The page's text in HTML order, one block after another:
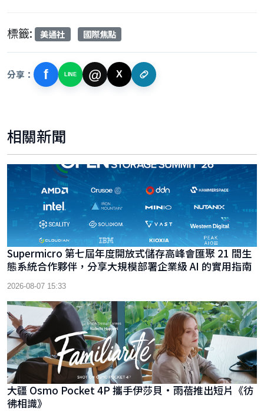
標籤: 美通社 國際焦點
分享： f LINE @ X
相關新聞
Supermicro 第七屆年度開放式儲存高峰會匯聚 21 間生
態系統合作夥伴，分享大規模部署企業級 AI 的實用指南
2026-08-07 15:33
大疆 Osmo Pocket 4P 攜手伊莎貝•雨蓓推出短片《彷
彿相識》